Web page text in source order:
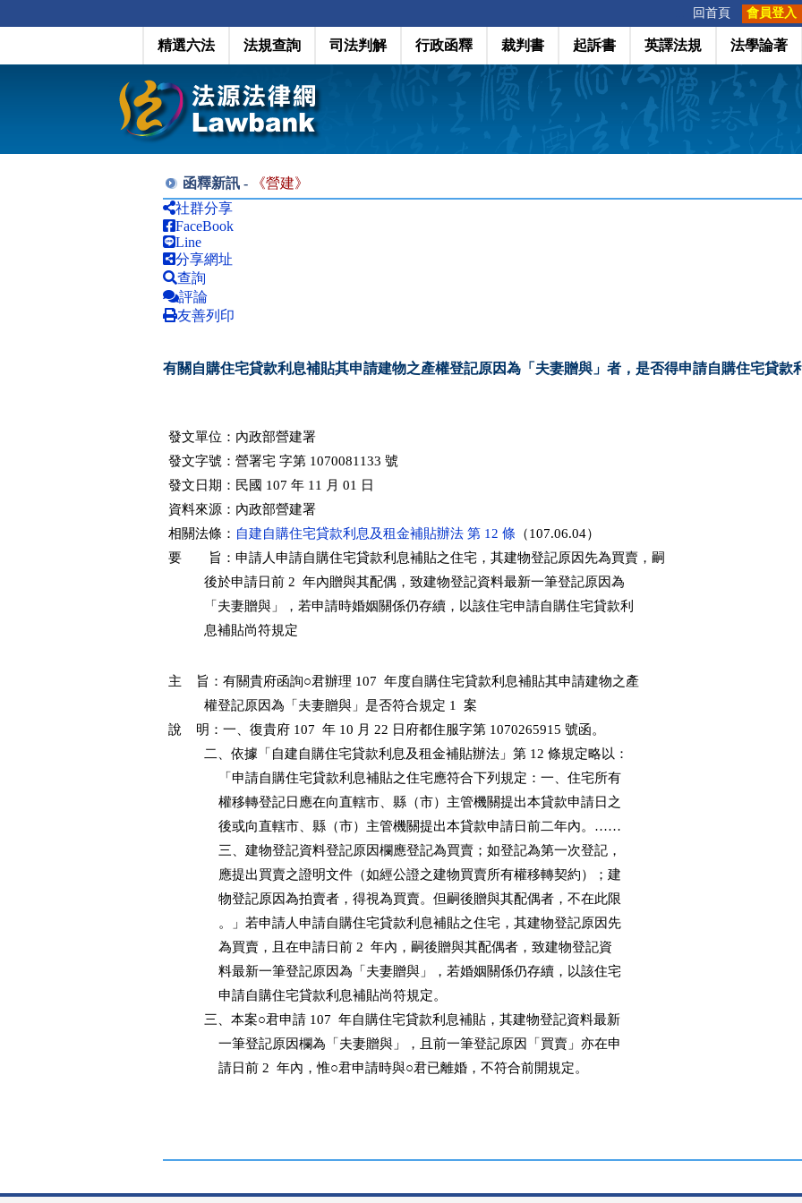
回首頁 會員登入
精選六法 法規查詢 司法判解 行政函釋 裁判書 起訴書 英譯法規 法學論著
函釋新訊 - 《營建》
社群分享
FaceBook
Line
分享網址
查詢
評論
友善列印
有關自購住宅貸款利息補貼其申請建物之產權登記原因為「夫妻贈與」者，是否得申請自購住宅貸款
發文單位：內政部營建署
發文字號：營署宅 字第 1070081133 號
發文日期：民國 107 年 11 月 01 日
資料來源：內政部營建署
相關法條： 自建自購住宅貸款利息及租金補貼辦法 第 12 條 （107.06.04）
要　　旨：申請人申請自購住宅貸款利息補貼之住宅，其建物登記原因先為買賣，嗣
          後於申請日前 2  年內贈與其配偶，致建物登記資料最新一筆登記原因為
          「夫妻贈與」，若申請時婚姻關係仍存續，以該住宅申請自購住宅貸款利
          息補貼尚符規定
主    旨：有關貴府函詢○君辦理 107  年度自購住宅貸款利息補貼其申請建物之產
          權登記原因為「夫妻贈與」是否符合規定 1  案
說    明：一、復貴府 107  年 10 月 22 日府都住服字第 1070265915 號函。
          二、依據「自建自購住宅貸款利息及租金補貼辦法」第 12 條規定略以：
              「申請自購住宅貸款利息補貼之住宅應符合下列規定：一、住宅所有
              權移轉登記日應在向直轄市、縣（市）主管機關提出本貸款申請日之
              後或向直轄市、縣（市）主管機關提出本貸款申請日前二年內。……
              三、建物登記資料登記原因欄應登記為買賣；如登記為第一次登記，
              應提出買賣之證明文件（如經公證之建物買賣所有權移轉契約）；建
              物登記原因為拍賣者，得視為買賣。但嗣後贈與其配偶者，不在此限
              。」若申請人申請自購住宅貸款利息補貼之住宅，其建物登記原因先
              為買賣，且在申請日前 2  年內，嗣後贈與其配偶者，致建物登記資
              料最新一筆登記原因為「夫妻贈與」，若婚姻關係仍存續，以該住宅
              申請自購住宅貸款利息補貼尚符規定。
          三、本案○君申請 107  年自購住宅貸款利息補貼，其建物登記資料最新
              一筆登記原因欄為「夫妻贈與」，且前一筆登記原因「買賣」亦在申
              請日前 2  年內，惟○君申請時與○君已離婚，不符合前開規定。